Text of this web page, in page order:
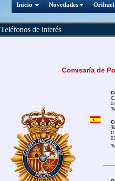
Inicio Novedades
Teléfonos de interés
Comisaría de